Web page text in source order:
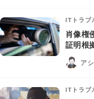
債務整理
AI Search
掲載をご検討
ITトラブ
肖像権
証明根
ア
ITトラブ